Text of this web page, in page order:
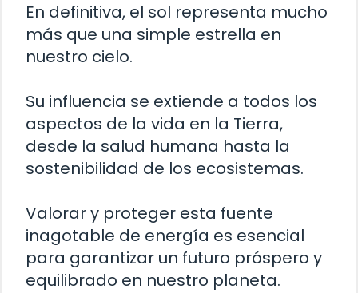
En definitiva, el sol representa mucho
más que una simple estrella en
nuestro cielo.
Su influencia se extiende a todos los
aspectos de la vida en la Tierra,
desde la salud humana hasta la
sostenibilidad de los ecosistemas.
Valorar y proteger esta fuente
inagotable de energía es esencial
para garantizar un futuro próspero y
equilibrado en nuestro planeta.